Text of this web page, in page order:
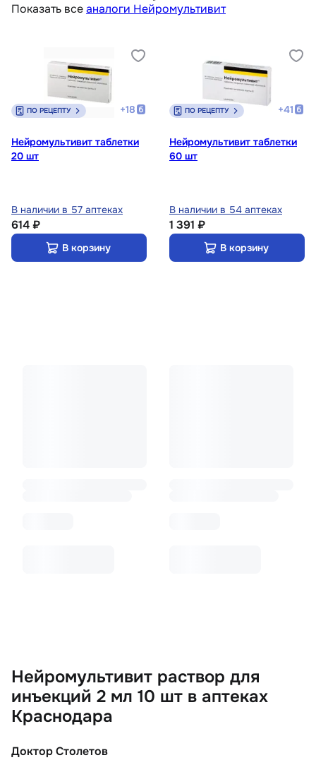
Показать всеаналоги Нейромультивит
ПО РЕЦЕПТУ +18
Нейромультивит таблетки
20 шт
В наличии в 57 аптеках
614 ₽
В корзину
ПО РЕЦЕПТУ +41
Нейромультивит таблетки
60 шт
В наличии в 54 аптеках
1 391 ₽
В корзину
Нейромультивит раствор для
инъекций 2 мл 10 шт в аптеках
Краснодара
Доктор Столетов